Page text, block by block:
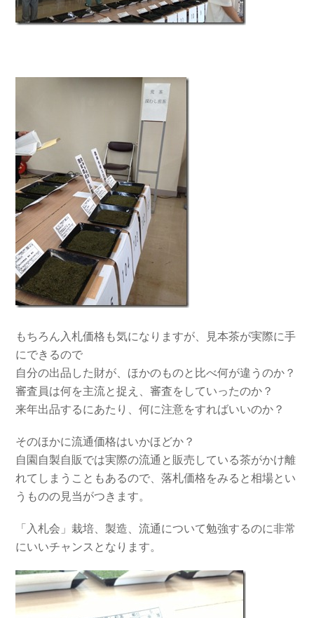
もちろん入札価格も気になりますが、見本茶が実際に手
にできるので
自分の出品した財が、ほかのものと比べ何が違うのか？
審査員は何を主流と捉え、審査をしていったのか？
来年出品するにあたり、何に注意をすればいいのか？
そのほかに流通価格はいかほどか？
自園自製自販では実際の流通と販売している茶がかけ離
れてしまうこともあるので、落札価格をみると相場とい
うものの見当がつきます。
「入札会」栽培、製造、流通について勉強するのに非常
にいいチャンスとなります。